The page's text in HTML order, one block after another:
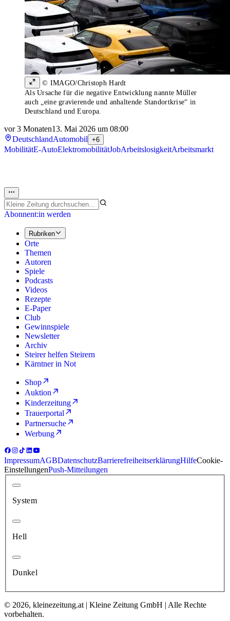
© IMAGO/Christoph Hardt
Als Ursache für die negative Entwicklung nannte Müller
auch „eine gravierende und anhaltende Standortkrise“ in
Deutschland und Europa.
vor 3 Monaten13. Mai 2026 um 08:00
DeutschlandAutomobil +6
MobilitätE-AutoElektromobilitätJobArbeitslosigkeitArbeitsmarkt
Abonnent:in werden
Rubriken
Orte
Themen
Autoren
Spiele
Podcasts
Videos
Rezepte
E-Paper
Club
Gewinnspiele
Newsletter
Archiv
Steirer helfen Steirern
Kärntner in Not
Shop
Auktion
Kinderzeitung
Trauerportal
Partnersuche
Werbung
ImpressumAGBDatenschutzBarrierefreiheitserklärungHilfeCookie-
EinstellungenPush-Mitteilungen
System
Hell
Dunkel
© 2026, kleinezeitung.at | Kleine Zeitung GmbH | Alle Rechte
vorbehalten.